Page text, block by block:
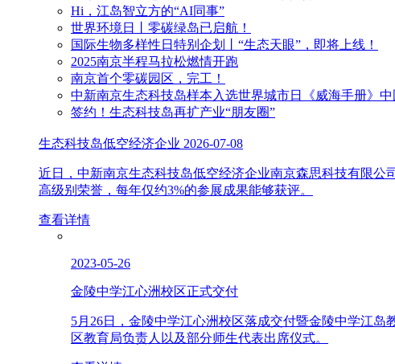
Hi，江岛智立方的“AI同事”
世界环境日丨零碳绿岛已启航！
国际生物多样性日特别企划丨“生态天眼”，即将上线！
2025南京半程马拉松燃情开跑
南京首个零碳园区，完工！
中新南京生态科技岛样本入选世界城市日《威海手册》
签约！生态科技岛再扩产业“朋友圈”
生态科技岛低空经济企业 2026-07-08
近日，中新南京生态科技岛低空经济企业南京森思科技有限
高级别荣誉，每年仅约3%的参展成果能够获评。
查看详情
2023-05-26
金陵中学江心洲校区正式交付
5月26日，金陵中学江心洲校区落成交付暨金陵中学江
区教育局负责人以及部分师生代表出席仪式。